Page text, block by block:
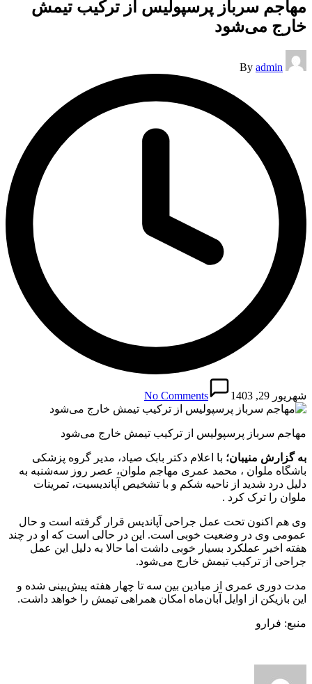
مهاجم سرباز پرسپولیس از ترکیب تیمش
خارج می‌شود
Posted
by
By admin
شهریور 29, 1403 No Comments
مهاجم سرباز پرسپولیس از ترکیب تیمش خارج می‌شود
به گزارش منیبان؛ با اعلام دکتر بابک صیاد، مدیر گروه پزشکی
باشگاه ملوان ، محمد عمری مهاجم ملوان، عصر روز سه‌شنبه به
دلیل درد شدید از ناحیه شکم و با تشخیص آپاندیسیت، تمرینات
ملوان را ترک کرد .
وی هم اکنون تحت عمل جراحی آپاندیس قرار گرفته است و حال
عمومی وی در وضعیت خوبی است. این در حالی است که او در چند
هفته اخیر عملکرد بسیار خوبی داشت اما حالا به دلیل این عمل
جراحی از ترکیب تیمش خارج می‌شود.
مدت دوری عمری از میادین بین سه تا چهار هفته پیش‌بینی شده و
این بازیکن از اوایل آبان‌ماه امکان همراهی تیمش را خواهد داشت.
منبع: فرارو